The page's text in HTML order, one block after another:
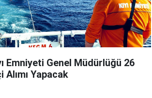
Emniyeti Genel Müdürlüğü 26
Alımı Yapacak